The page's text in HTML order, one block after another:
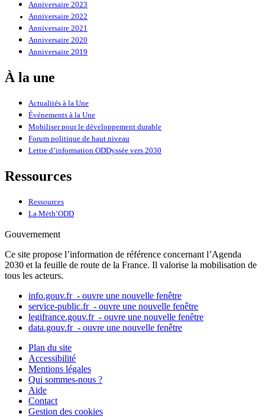
Anniversaire 2023
Anniversaire 2022
Anniversaire 2021
Anniversaire 2020
Anniversaire 2019
À la une
Actualités à la Une
Événements à la Une
Mobiliser pour le développement durable
Forum politique de haut niveau
Lettre d’information ODDyssée vers 2030
Ressources
Ressources
La Méth’ODD
Gouvernement
Ce site propose l’information de référence concernant l’Agenda
2030 et la feuille de route de la France. Il valorise la mobilisation de
tous les acteurs.
info.gouv.fr - ouvre une nouvelle fenêtre
service-public.fr - ouvre une nouvelle fenêtre
legifrance.gouv.fr - ouvre une nouvelle fenêtre
data.gouv.fr - ouvre une nouvelle fenêtre
Plan du site
Accessibilité
Mentions légales
Qui sommes-nous ?
Aide
Contact
Gestion des cookies